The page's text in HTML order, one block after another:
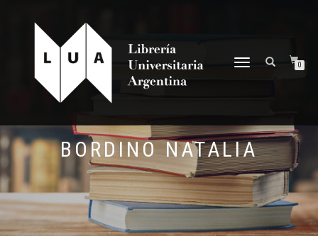
NAVEGACIÓN
0
BORDINO NATALIA